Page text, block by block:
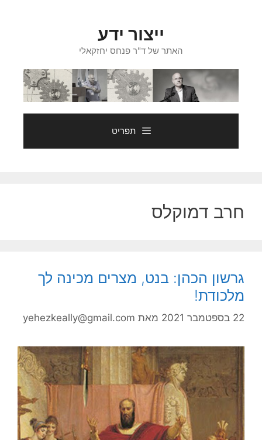
ייצור ידע
האתר של ד"ר פנחס יחזקאלי
תפריט
חרב דמוקלס
גרשון הכהן: בנט, מצרים מכינה לך
מלכודת!
22 בספטמבר 2021 מאת yehezkeally@gmail.com